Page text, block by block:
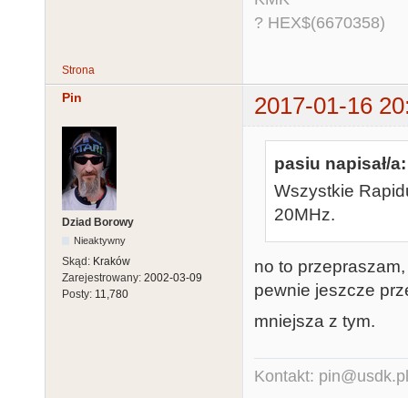
? HEX$(6670358)
Strona
Pin 2017-01-16
Dziad Borowy
Nieaktywny
Skąd: Kraków
Zarejestrowany: 2002-03-09
Posty: 11,780
pasiu napisał/a:
Wszystkie
20MHz.
no to przepraszam,
pewnie jeszcze
mniejsza z tym.
Kontakt: pin@usdk.pl